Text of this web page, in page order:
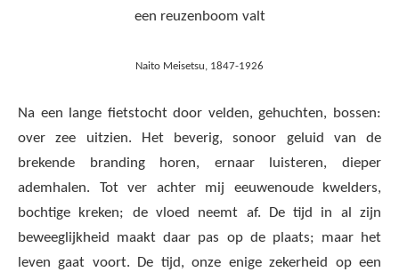
een reuzenboom valt
Naito Meisetsu, 1847-1926
Na een lange fietstocht door velden, gehuchten, bossen:
over zee uitzien. Het beverig, sonoor geluid van de
brekende branding horen, ernaar luisteren, dieper
ademhalen. Tot ver achter mij eeuwenoude kwelders,
bochtige kreken; de vloed neemt af. De tijd in al zijn
beweeglijkheid maakt daar pas op de plaats; maar het
leven gaat voort. De tijd, onze enige zekerheid op een